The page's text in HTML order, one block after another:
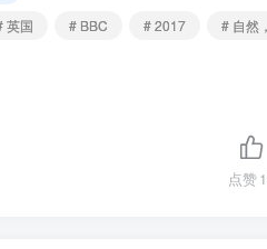
英国 # BBC # 2017 # 自然
点赞